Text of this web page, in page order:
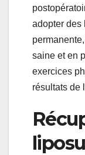
adopter des
saine et en
exercices
résultats de